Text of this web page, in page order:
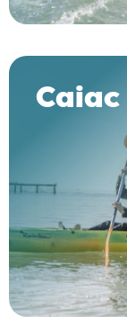
Caiac